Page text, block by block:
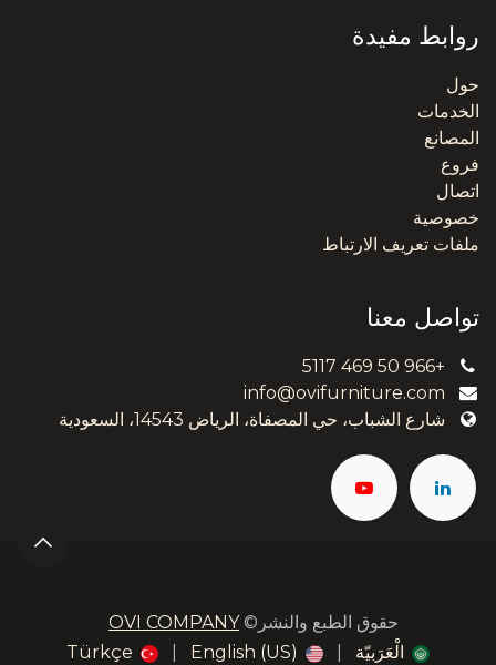
روابط مفيدة
حول
الخدمات
المصانع
فروع
اتصال
خصوصية
ملفات تعريف الارتباط
تواصل معنا
+966 50 469 5117
info@ovifurniture.com
شارع الشباب، حي المصفاة، الرياض 14543، السعودية
حقوق الطبع والنشر©OVI COMPANY
الْعَرَبيّة
English (US)
Türkçe